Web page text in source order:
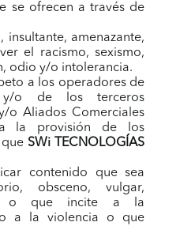
se ofrecen a través de
insultante, amenazante,
el racismo, sexismo,
odio y/o intolerancia.
a los operadores de
o de los terceros
o Aliados Comerciales
la provisión de los
SWi TECNOLOGÍAS
contenido que sea
obsceno, vulgar,
o que incite a la
a la violencia o que